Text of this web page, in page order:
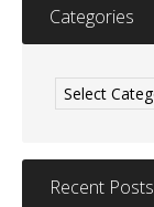
Categories
Recent Posts